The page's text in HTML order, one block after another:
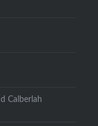
Calberlah